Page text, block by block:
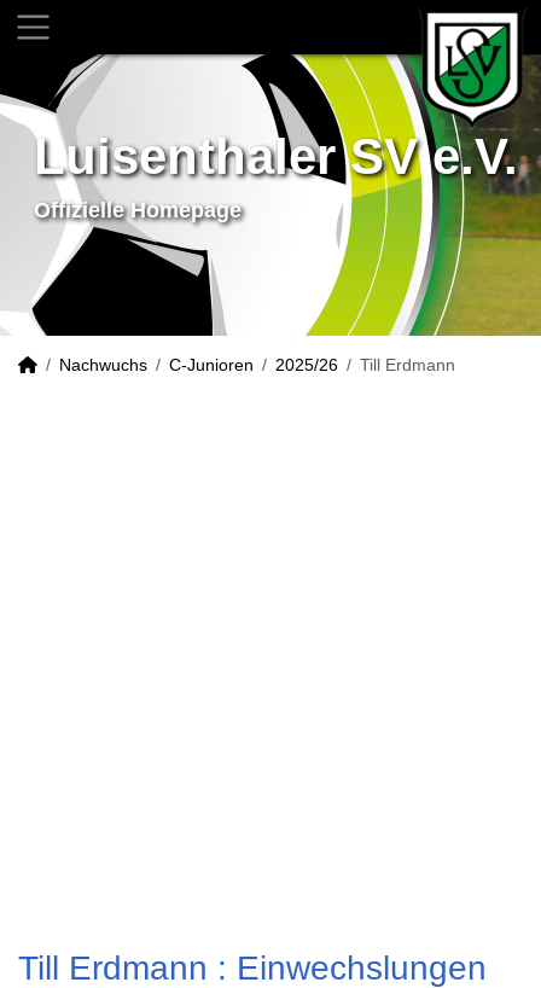
Luisenthaler SV e.V.
Offizielle Homepage
Nachwuchs C-Junioren 2025/26 Till Erdmann
Till Erdmann : Einwechslungen